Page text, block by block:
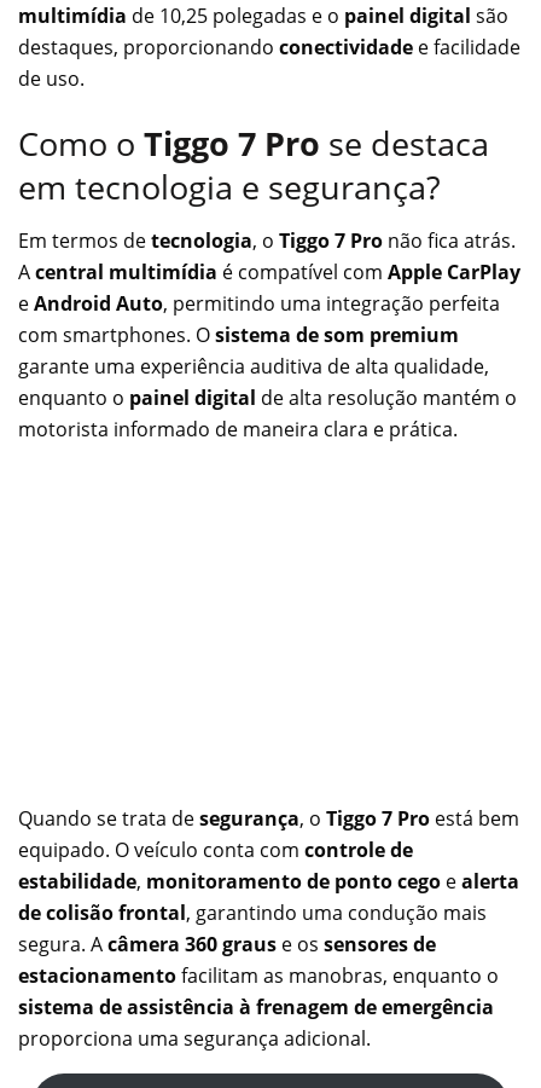
multimídia de 10,25 polegadas e o painel digital são
destaques, proporcionando conectividade e facilidade
de uso.
Como o Tiggo 7 Pro se destaca
em tecnologia e segurança?
Em termos detecnologia, o Tiggo 7 Pro não fica atrás.
Acentral multimídia é compatível com Apple CarPlay
eAndroid Auto, permitindo uma integração perfeita
com smartphones. Osistema de som premium
garante uma experiência auditiva de alta qualidade,
enquanto o painel digital de alta resolução mantém o
motorista informado de maneira clara e prática.
Quando se trata desegurança, o Tiggo 7 Pro está bem
equipado. O veículo conta com controle de
estabilidade, monitoramento de ponto cego ealerta
de colisão frontal, garantindo uma condução mais
segura. Acâmera 360 graus e os sensores de
estacionamentofacilitam as manobras, enquanto o
sistema de assistência à frenagem de emergência
proporciona uma segurança adicional.